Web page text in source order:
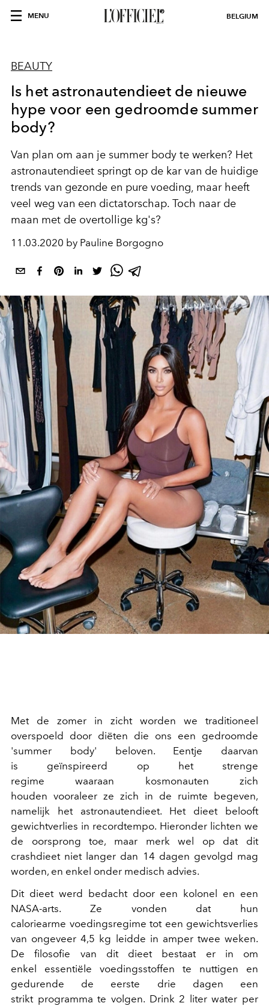
MENU BELGIUM
BEAUTY
Is het astronautendieet de nieuwe
hype voor een gedroomde summer
body?
Van plan om aan je summer body te werken? Het
astronautendieet springt op de kar van de huidige
trends van gezonde en pure voeding, maar heeft
veel weg van een dictatorschap. Toch naar de
maan met de overtollige kg's?
11.03.2020 by Pauline Borgogno
Met de zomer in zicht worden we traditioneel
overspoeld door diëten die ons een gedroomde
'summer body' beloven. Eentje daarvan
is geïnspireerd op het strenge
regime waaraan kosmonauten zich
houden vooraleer ze zich in de ruimte begeven,
namelijk het astronautendieet. Het dieet belooft
gewichtverlies in recordtempo. Hieronder lichten we
de oorsprong toe, maar merk wel op dat dit
crashdieet niet langer dan 14 dagen gevolgd mag
worden, en enkel onder medisch advies.
Dit dieet werd bedacht door een kolonel en een
NASA-arts. Ze vonden dat hun
caloriearme voedingsregime tot een gewichtsverlies
van ongeveer 4,5 kg leidde in amper twee weken.
De filosofie van dit dieet bestaat er in om
enkel essentiële voedingsstoffen te nuttigen en
gedurende de eerste drie dagen een
strikt programma te volgen. Drink 2 liter water per